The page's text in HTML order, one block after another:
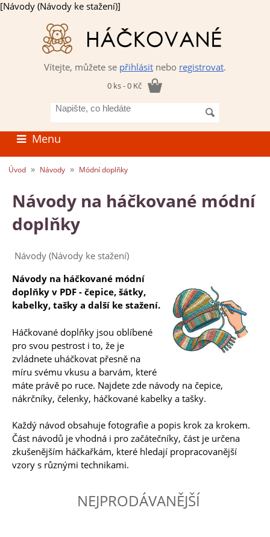
[Návody (Návody ke stažení)]
Vítejte, můžete se přihlásit nebo registrovat.
0 ks - 0 Kč
co
hledáte
Menu
Úvod » Návody » Módní doplňky
Návody na háčkované módní
doplňky
Návody (Návody ke stažení)
Návody na háčkované módní
doplňky v PDF - čepice, šátky,
kabelky, tašky a další ke stažení.
Háčkované doplňky jsou oblíbené
pro svou pestrost i to, že je
zvládnete uháčkovat přesně na
míru svému vkusu a barvám, které
máte právě po ruce. Najdete zde návody na čepice,
nákrčníky, čelenky, háčkované kabelky a tašky.
Každý návod obsahuje fotografie a popis krok za krokem.
Část návodů je vhodná i pro začátečníky, část je určena
zkušenějším háčkařkám, které hledají propracovanější
vzory s různými technikami.
NEJPRODÁVANĚJŠÍ